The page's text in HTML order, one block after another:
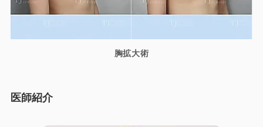
胸拡大術
医師紹介